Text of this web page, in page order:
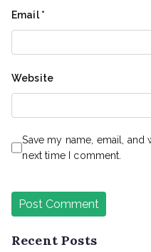
Email*
Website
Save my name, email,
next time I comment.
Recent Posts